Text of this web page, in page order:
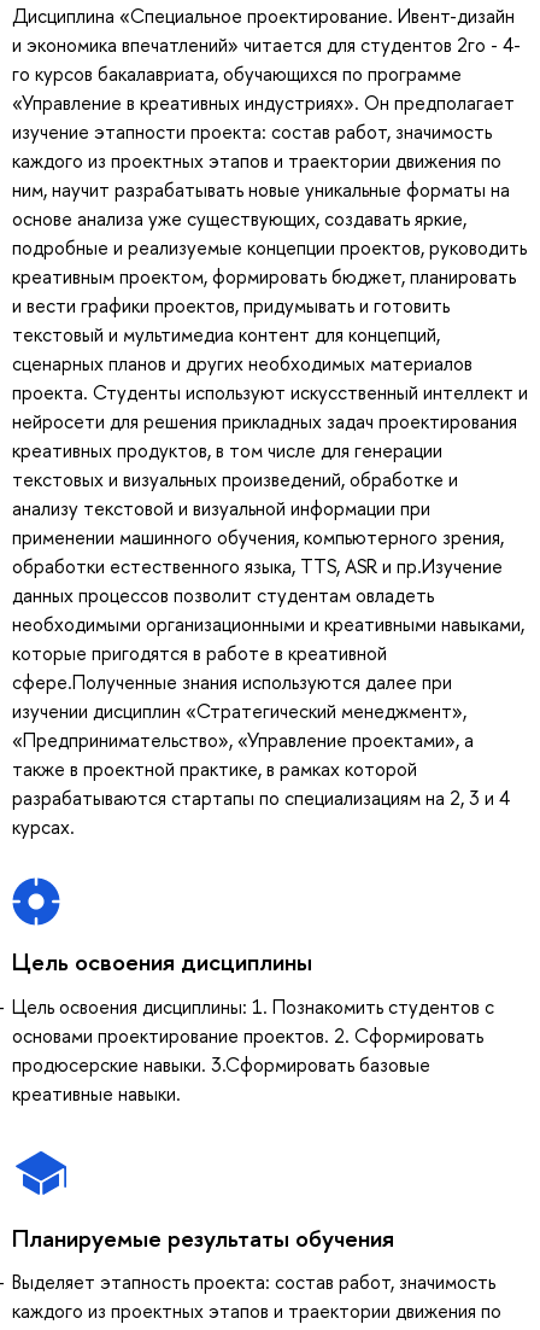
Дисциплина «Специальное проектирование. Ивент-дизайн
и экономика впечатлений» читается для студентов 2го - 4-
го курсов бакалавриата, обучающихся по программе
«Управление в креативных индустриях». Он предполагает
изучение этапности проекта: состав работ, значимость
каждого из проектных этапов и траектории движения по
ним, научит разрабатывать новые уникальные форматы на
основе анализа уже существующих, создавать яркие,
подробные и реализуемые концепции проектов, руководить
креативным проектом, формировать бюджет, планировать
и вести графики проектов, придумывать и готовить
текстовый и мультимедиа контент для концепций,
сценарных планов и других необходимых материалов
проекта. Студенты используют искусственный интеллект и
нейросети для решения прикладных задач проектирования
креативных продуктов, в том числе для генерации
текстовых и визуальных произведений, обработке и
анализу текстовой и визуальной информации при
применении машинного обучения, компьютерного зрения,
обработки естественного языка, TTS, ASR и пр.Изучение
данных процессов позволит студентам овладеть
необходимыми организационными и креативными навыками,
которые пригодятся в работе в креативной
сфере.Полученные знания используются далее при
изучении дисциплин «Стратегический менеджмент»,
«Предпринимательство», «Управление проектами», а
также в проектной практике, в рамках которой
разрабатываются стартапы по специализациям на 2, 3 и 4
курсах.
Цель освоения дисциплины
Цель освоения дисциплины: 1. Познакомить студентов с
основами проектирование проектов. 2. Сформировать
продюсерские навыки. 3.Сформировать базовые
креативные навыки.
Планируемые результаты обучения
Выделяет этапность проекта: состав работ, значимость
каждого из проектных этапов и траектории движения по